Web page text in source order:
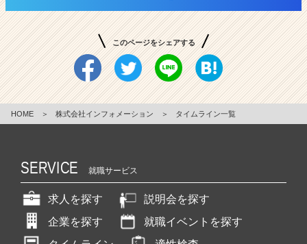
このページをシェアする
HOME ＞ 株式会社インフォメーション ＞ タイムライン一覧
SERVICE 就職サービス
求人を探す
説明会を探す
企業を探す
就職イベントを探す